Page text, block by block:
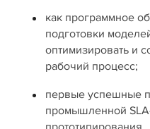
как программное
подготовки
оптимизировать и
рабочий процесс;
первые успешные
промышленной